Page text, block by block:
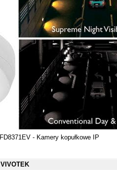
VIVOTEK